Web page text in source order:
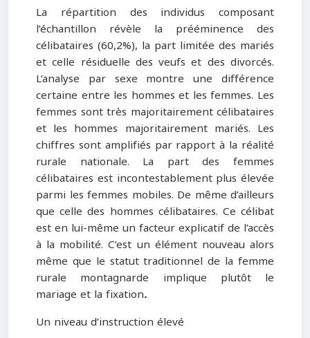
La répartition des individus composant
l’échantillon révèle la prééminence des
célibataires (60,2%), la part limitée des mariés
et celle résiduelle des veufs et des divorcés.
L’analyse par sexe montre une différence
certaine entre les hommes et les femmes. Les
femmes sont très majoritairement célibataires
et les hommes majoritairement mariés. Les
chiffres sont amplifiés par rapport à la réalité
rurale nationale. La part des femmes
célibataires est incontestablement plus élevée
parmi les femmes mobiles. De même d’ailleurs
que celle des hommes célibataires. Ce célibat
est en lui-même un facteur explicatif de l’accès
à la mobilité. C’est un élément nouveau alors
même que le statut traditionnel de la femme
rurale montagnarde implique plutôt le
mariage et la fixation.
Un niveau d’instruction élevé